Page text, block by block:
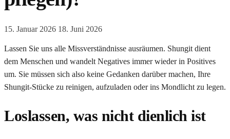
15. Januar 2026 18. Juni 2026
Lassen Sie uns alle Missverständnisse ausräumen. Shungit dient
dem Menschen und wandelt Negatives immer wieder in Positives
um. Sie müssen sich also keine Gedanken darüber machen, Ihre
Shungit-Stücke zu reinigen, aufzuladen oder ins Mondlicht zu legen.
Loslassen, was nicht dienlich ist